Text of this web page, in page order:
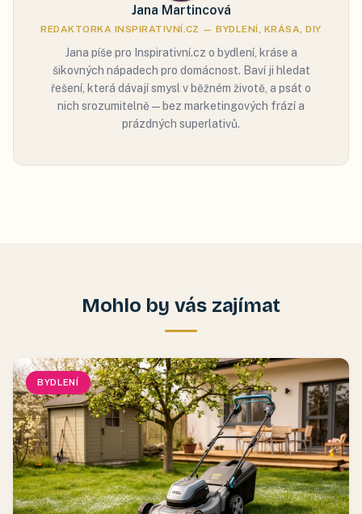
Jana Martincová
REDAKTORKA INSPIRATIVNÍ.CZ — BYDLENÍ, KRÁSA, DIY
Jana píše pro Inspirativní.cz o bydlení, kráse a
šikovných nápadech pro domácnost. Baví ji hledat
řešení, která dávají smysl v běžném životě, a psát o
nich srozumitelně — bez marketingových frází a
prázdných superlativů.
Mohlo by vás zajímat
BYDLENÍ